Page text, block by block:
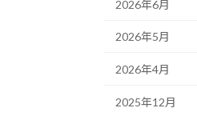
2026年6月
2026年5月
2026年4月
2025年12月